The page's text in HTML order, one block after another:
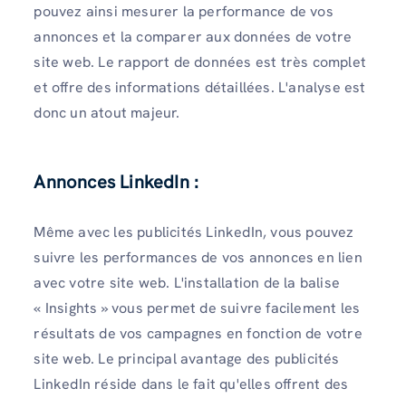
pouvez ainsi mesurer la performance de vos
annonces et la comparer aux données de votre
site web. Le rapport de données est très complet
et offre des informations détaillées. L'analyse est
donc un atout majeur.
Annonces LinkedIn :
Même avec les publicités LinkedIn, vous pouvez
suivre les performances de vos annonces en lien
avec votre site web. L'installation de la balise
« Insights » vous permet de suivre facilement les
résultats de vos campagnes en fonction de votre
site web. Le principal avantage des publicités
LinkedIn réside dans le fait qu'elles offrent des